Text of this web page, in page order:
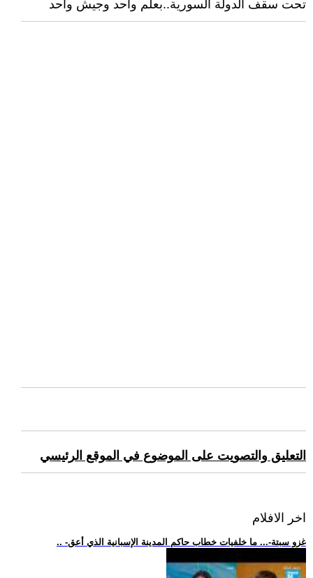
تحت سقف الدولة السورية..بعلم واحد وجيش واحد
التعليق والتصويت على الموضوع في الموقع الرئيسي
اخر الافلام
.. -غزو سبتة-... ما خلفيات خطاب حاكم المدينة الإسبانية الذي أعق